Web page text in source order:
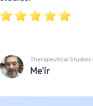
Therapeutical Studies
Me'ir